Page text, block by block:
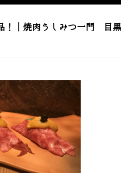
！｜焼肉うしみつ一門 目